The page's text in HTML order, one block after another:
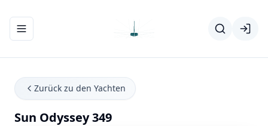
Navigationsmenü ein-/ausblenden
Zurück zu den Yachten
Sun Odyssey 349